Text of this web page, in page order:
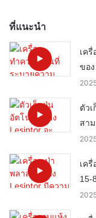
ที่แนะนำ
เค
ขอ
5 ถึ
ตัว
สา
เค
15-